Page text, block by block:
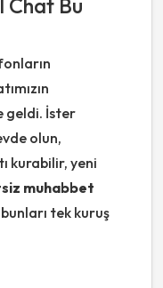
Chat Bu
geldi. İster
olun,
kurabilir, yeni
muhabbet
tek kuruş